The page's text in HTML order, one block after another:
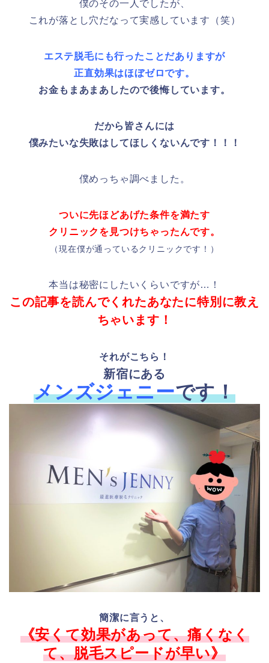
僕のその一人でしたが、
これが落とし穴だなって実感しています（笑）
エステ脱毛にも行ったことだありますが
正直効果はほぼゼロです。
お金もまあまあしたので後悔しています。
だから皆さんには
僕みたいな失敗はしてほしくないんです！！！
僕めっちゃ調べました。
ついに先ほどあげた条件を満たす
クリニックを見つけちゃったんです。
（現在僕が通っているクリニックです！）
本当は秘密にしたいくらいですが…！
この記事を読んでくれたあなたに特別に教え
ちゃいます！
それがこちら！
新宿にある
メンズジェニーです！
簡潔に言うと、
《安くて効果があって、痛くなく
て、脱毛スピードが早い》